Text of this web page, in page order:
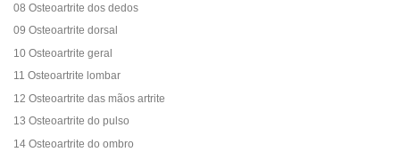
08 Osteoartrite dos dedos
09 Osteoartrite dorsal
10 Osteoartrite geral
11 Osteoartrite lombar
12 Osteoartrite das mãos artrite
13 Osteoartrite do pulso
14 Osteoartrite do ombro